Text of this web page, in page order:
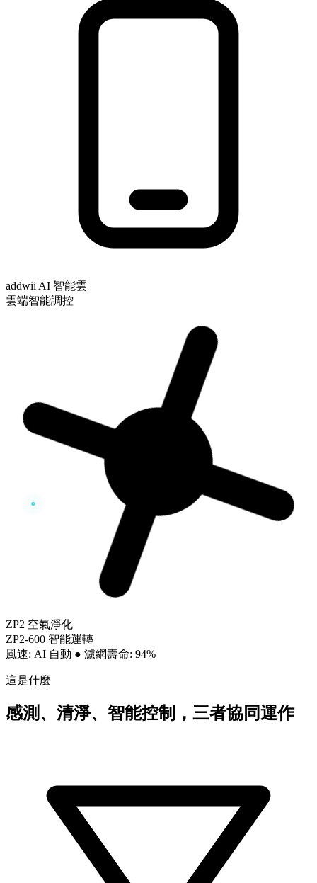
addwii AI 智能雲
雲端智能調控
ZP2 空氣淨化
ZP2-600 智能運轉
風速: AI 自動 ● 濾網壽命: 94%
這是什麼
感測、清淨、智能控制，三者協同運作